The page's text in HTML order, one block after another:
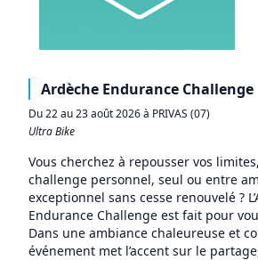
Ardèche Endurance Challenge
Du 22 au 23 août 2026 à PRIVAS (07)
Ultra Bike
Vous cherchez à repousser vos
challenge personnel, seul ou entre
exceptionnel sans cesse renouvelé ?
Endurance Challenge est fait pour
Dans une ambiance chaleureuse et
événement met l’accent sur le